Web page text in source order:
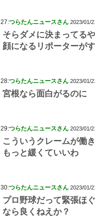
27:つらたんニュースさん 2023/01/
そらダメに決まってる
顔になるリポーターが
28:つらたんニュースさん 2023/01/
宮根なら面白がるのに
29:つらたんニュースさん 2023/01/
こういうクレームが働
もっと緩くていいわ
30:つらたんニュースさん 2023/01/
プロ野球だって緊張ほ
なら良くねえか？